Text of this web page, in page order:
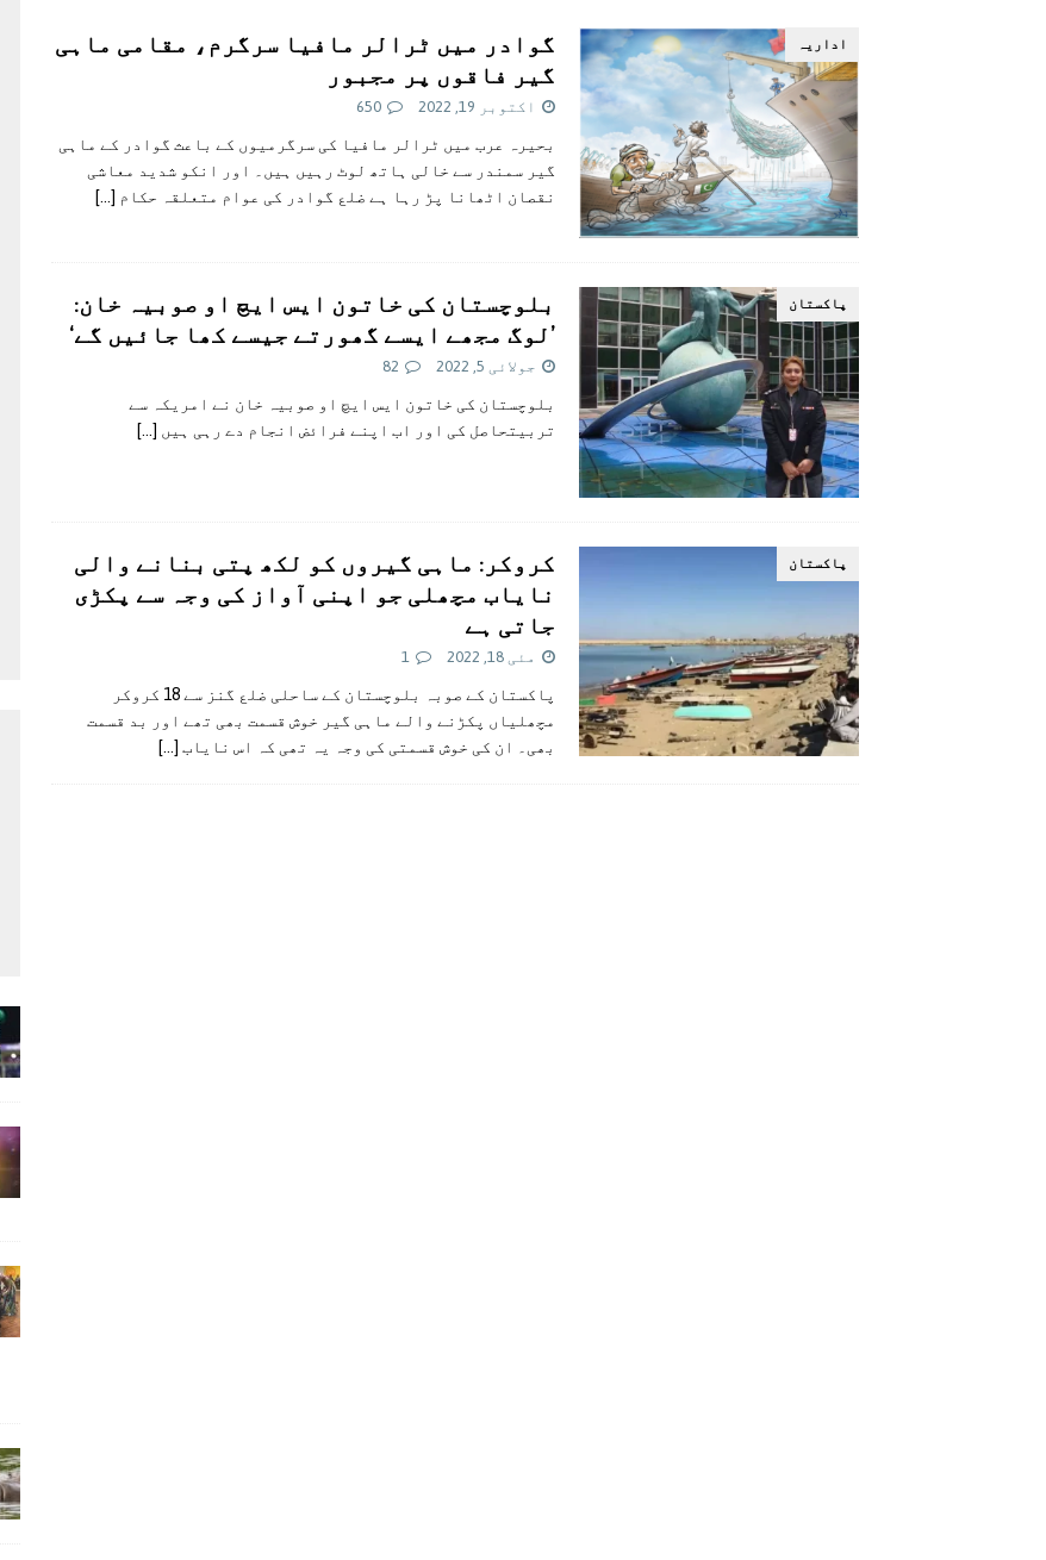
پاکستان اداريہ
گوادر میں ٹرالر مافیا سرگرم، مقامی ماہی
گیر فاقوں پر مجبور
اکتوبر 19, 2022 650
بحیرہ عرب میں ٹرالر مافیا کی سرگرمیوں کے باعث گوادر کے ماہی
گیر سمندر سے خالی ہاتھ لوٹ رہيں ہيں۔ اور انکو شديد معاشی
نقصان اٹھانا پڑ رہا ہے ضلع گوادر کی عوام متعلقہ حکام […]
پاکستان
بلوچستان کی خاتون ایس ایچ او صوبیہ خان:
’لوگ مجھے ایسے گھورتے جیسے کھا جائیں گے‘
جولائی 5, 2022 82
بلوچستان کی خاتون ایس ایچ او صوبیہ خان نے امريکہ سے
تربيتحاصل کی اور اب اپنے فرائض انجام دے رہی ہيں […]
پاکستان
کروکر: ماہی گیروں کو لکھ پتی بنانے والی
نایاب مچھلی جو اپنی آواز کی وجہ سے پکڑی
جاتی ہے
مئی 18, 2022 1
پاکستان کے صوبہ بلوچستان کے ساحلی ضلع گنز سے 18 کروکر
مچھلیاں پکڑنے والے ماہی گیر خوش قسمت بھی تھے اور بد قسمت
بھی۔ ان کی خوش قسمتی کی وجہ یہ تھی کہ اس نایاب […]